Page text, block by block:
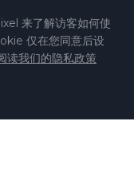
来了解访客如何使
仅在您同意后设
读我们的隐私政策
艺巅峰的见证。我
的细节和精准度精心
确保每件LIÉNA
为代代相传的永恒遗